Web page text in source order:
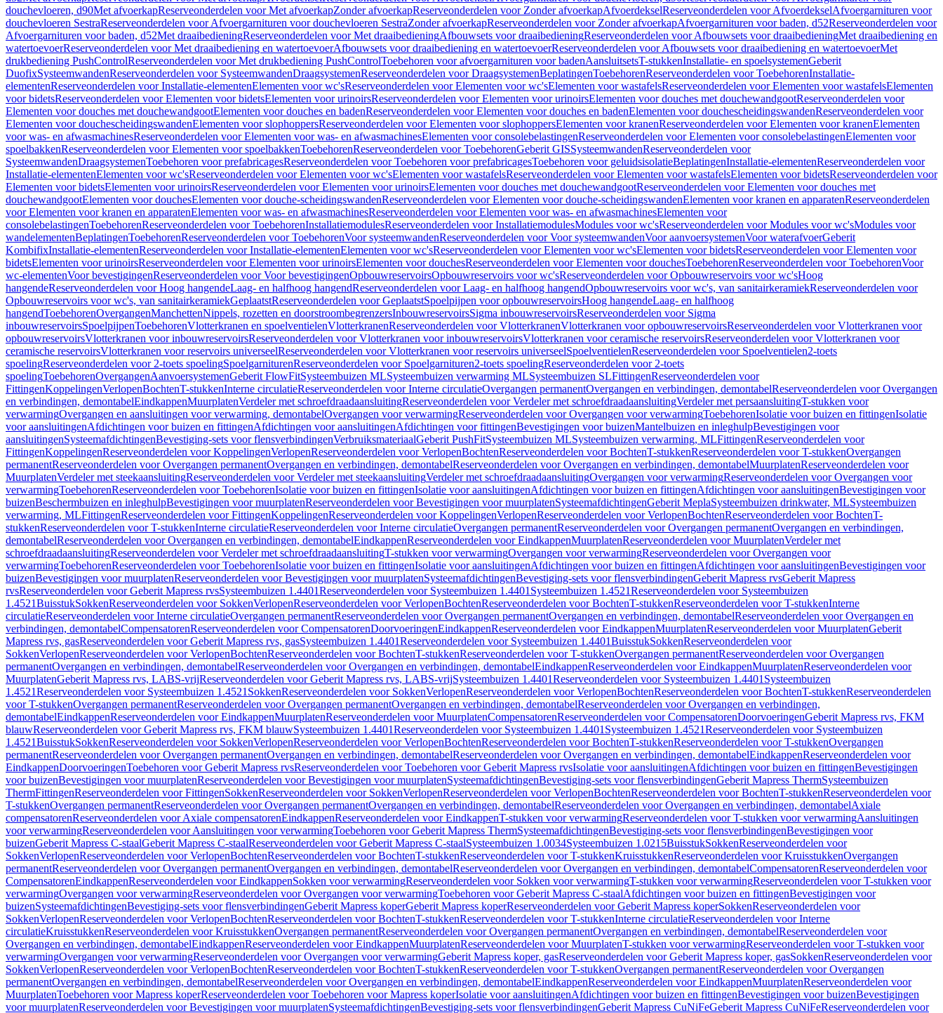
douchevloeren, d90Met afvoerkapReserveonderdelen voor Met afvoerkapZonder afvoerkapReserveonderdelen voor Zonder afvoerkapAfvoerdekselReserveonderdelen voor AfvoerdekselAfvoergarnituren voor
douchevloeren SestraReserveonderdelen voor Afvoergarnituren voor douchevloeren SestraZonder afvoerkapReserveonderdelen voor Zonder afvoerkapAfvoergarnituren voor baden, d52Reserveonderdelen voor
Afvoergarnituren voor baden, d52Met draaibedieningReserveonderdelen voor Met draaibedieningAfbouwsets voor draaibedieningReserveonderdelen voor Afbouwsets voor draaibedieningMet draaibediening en
watertoevoerReserveonderdelen voor Met draaibediening en watertoevoerAfbouwsets voor draaibediening en watertoevoerReserveonderdelen voor Afbouwsets voor draaibediening en watertoevoerMet
drukbediening PushControlReserveonderdelen voor Met drukbediening PushControlToebehoren voor afvoergarnituren voor badenAansluitsetsT-stukkenInstallatie- en spoelsystemenGeberit
DuofixSysteemwandenReserveonderdelen voor SysteemwandenDraagsystemenReserveonderdelen voor DraagsystemenBeplatingenToebehorenReserveonderdelen voor ToebehorenInstallatie-
elementenReserveonderdelen voor Installatie-elementenElementen voor wc'sReserveonderdelen voor Elementen voor wc'sElementen voor wastafelsReserveonderdelen voor Elementen voor wastafelsElementen
voor bidetsReserveonderdelen voor Elementen voor bidetsElementen voor urinoirsReserveonderdelen voor Elementen voor urinoirsElementen voor douches met douchewandgootReserveonderdelen voor
Elementen voor douches met douchewandgootElementen voor douches en badenReserveonderdelen voor Elementen voor douches en badenElementen voor douchescheidingswandenReserveonderdelen voor
Elementen voor douchescheidingswandenElementen voor slophoppersReserveonderdelen voor Elementen voor slophoppersElementen voor kranenReserveonderdelen voor Elementen voor kranenElementen
voor was- en afwasmachinesReserveonderdelen voor Elementen voor was- en afwasmachinesElementen voor consolebelastingenReserveonderdelen voor Elementen voor consolebelastingenElementen voor
spoelbakkenReserveonderdelen voor Elementen voor spoelbakkenToebehorenReserveonderdelen voor ToebehorenGeberit GISSysteemwandenReserveonderdelen voor
SysteemwandenDraagsystemenToebehoren voor prefabricagesReserveonderdelen voor Toebehoren voor prefabricagesToebehoren voor geluidsisolatieBeplatingenInstallatie-elementenReserveonderdelen voor
Installatie-elementenElementen voor wc'sReserveonderdelen voor Elementen voor wc'sElementen voor wastafelsReserveonderdelen voor Elementen voor wastafelsElementen voor bidetsReserveonderdelen voor
Elementen voor bidetsElementen voor urinoirsReserveonderdelen voor Elementen voor urinoirsElementen voor douches met douchewandgootReserveonderdelen voor Elementen voor douches met
douchewandgootElementen voor douchesElementen voor douche-scheidingswandenReserveonderdelen voor Elementen voor douche-scheidingswandenElementen voor kranen en apparatenReserveonderdelen
voor Elementen voor kranen en apparatenElementen voor was- en afwasmachinesReserveonderdelen voor Elementen voor was- en afwasmachinesElementen voor
consolebelastingenToebehorenReserveonderdelen voor ToebehorenInstallatiemodulesReserveonderdelen voor InstallatiemodulesModules voor wc'sReserveonderdelen voor Modules voor wc'sModules voor
wandelementenBeplatingenToebehorenReserveonderdelen voor ToebehorenVoor systeemwandenReserveonderdelen voor Voor systeemwandenVoor aanvoersystemenVoor waterafvoerGeberit
KombifixInstallatie-elementenReserveonderdelen voor Installatie-elementenElementen voor wc'sReserveonderdelen voor Elementen voor wc'sElementen voor bidetsReserveonderdelen voor Elementen voor
bidetsElementen voor urinoirsReserveonderdelen voor Elementen voor urinoirsElementen voor douchesReserveonderdelen voor Elementen voor douchesToebehorenReserveonderdelen voor ToebehorenVoor
wc-elementenVoor bevestigingenReserveonderdelen voor Voor bevestigingenOpbouwreservoirsOpbouwreservoirs voor wc'sReserveonderdelen voor Opbouwreservoirs voor wc'sHoog
hangendeReserveonderdelen voor Hoog hangendeLaag- en halfhoog hangendReserveonderdelen voor Laag- en halfhoog hangendOpbouwreservoirs voor wc's, van sanitairkeramiekReserveonderdelen voor
Opbouwreservoirs voor wc's, van sanitairkeramiekGeplaatstReserveonderdelen voor GeplaatstSpoelpijpen voor opbouwreservoirsHoog hangendeLaag- en halfhoog
hangendToebehorenOvergangenManchettenNippels, rozetten en doorstroombegrenzersInbouwreservoirsSigma inbouwreservoirsReserveonderdelen voor Sigma
inbouwreservoirsSpoelpijpenToebehorenVlotterkranen en spoelventielenVlotterkranenReserveonderdelen voor VlotterkranenVlotterkranen voor opbouwreservoirsReserveonderdelen voor Vlotterkranen voor
opbouwreservoirsVlotterkranen voor inbouwreservoirsReserveonderdelen voor Vlotterkranen voor inbouwreservoirsVlotterkranen voor ceramische reservoirsReserveonderdelen voor Vlotterkranen voor
ceramische reservoirsVlotterkranen voor reservoirs universeelReserveonderdelen voor Vlotterkranen voor reservoirs universeelSpoelventielenReserveonderdelen voor Spoelventielen2-toets
spoelingReserveonderdelen voor 2-toets spoelingSpoelgarniturenReserveonderdelen voor Spoelgarnituren2-toets spoelingReserveonderdelen voor 2-toets
spoelingToebehorenOvergangenAanvoersystemenGeberit FlowFitSysteembuizen MLSysteembuizen verwarming MLSysteembuizen SLFittingenReserveonderdelen voor
FittingenKoppelingenVerlopenBochtenT-stukkenInterne circulatieReserveonderdelen voor Interne circulatieOvergangen permanentOvergangen en verbindingen, demontabelReserveonderdelen voor Overgangen
en verbindingen, demontabelEindkappenMuurplatenVerdeler met schroefdraadaansluitingReserveonderdelen voor Verdeler met schroefdraadaansluitingVerdeler met persaansluitingT-stukken voor
verwarmingOvergangen en aansluitingen voor verwarming, demontabelOvergangen voor verwarmingReserveonderdelen voor Overgangen voor verwarmingToebehorenIsolatie voor buizen en fittingenIsolatie
voor aansluitingenAfdichtingen voor buizen en fittingenAfdichtingen voor aansluitingenAfdichtingen voor fittingenBevestigingen voor buizenMantelbuizen en inleghulpBevestigingen voor
aansluitingenSysteemafdichtingenBevestiging-sets voor flensverbindingenVerbruiksmateriaalGeberit PushFitSysteembuizen MLSysteembuizen verwarming, MLFittingenReserveonderdelen voor
FittingenKoppelingenReserveonderdelen voor KoppelingenVerlopenReserveonderdelen voor VerlopenBochtenReserveonderdelen voor BochtenT-stukkenReserveonderdelen voor T-stukkenOvergangen
permanentReserveonderdelen voor Overgangen permanentOvergangen en verbindingen, demontabelReserveonderdelen voor Overgangen en verbindingen, demontabelMuurplatenReserveonderdelen voor
MuurplatenVerdeler met steekaansluitingReserveonderdelen voor Verdeler met steekaansluitingVerdeler met schroefdraadaansluitingOvergangen voor verwarmingReserveonderdelen voor Overgangen voor
verwarmingToebehorenReserveonderdelen voor ToebehorenIsolatie voor buizen en fittingenIsolatie voor aansluitingenAfdichtingen voor buizen en fittingenAfdichtingen voor aansluitingenBevestigingen voor
buizenBeschermbuizen en inleghulpBevestigingen voor muurplatenReserveonderdelen voor Bevestigingen voor muurplatenSysteemafdichtingenGeberit MeplaSysteembuizen drinkwater, MLSysteembuizen
verwarming, MLFittingenReserveonderdelen voor FittingenKoppelingenReserveonderdelen voor KoppelingenVerlopenReserveonderdelen voor VerlopenBochtenReserveonderdelen voor BochtenT-
stukkenReserveonderdelen voor T-stukkenInterne circulatieReserveonderdelen voor Interne circulatieOvergangen permanentReserveonderdelen voor Overgangen permanentOvergangen en verbindingen,
demontabelReserveonderdelen voor Overgangen en verbindingen, demontabelEindkappenReserveonderdelen voor EindkappenMuurplatenReserveonderdelen voor MuurplatenVerdeler met
schroefdraadaansluitingReserveonderdelen voor Verdeler met schroefdraadaansluitingT-stukken voor verwarmingOvergangen voor verwarmingReserveonderdelen voor Overgangen voor
verwarmingToebehorenReserveonderdelen voor ToebehorenIsolatie voor buizen en fittingenIsolatie voor aansluitingenAfdichtingen voor buizen en fittingenAfdichtingen voor aansluitingenBevestigingen voor
buizenBevestigingen voor muurplatenReserveonderdelen voor Bevestigingen voor muurplatenSysteemafdichtingenBevestiging-sets voor flensverbindingenGeberit Mapress rvsGeberit Mapress
rvsReserveonderdelen voor Geberit Mapress rvsSysteembuizen 1.4401Reserveonderdelen voor Systeembuizen 1.4401 Systeembuizen 1.4521Reserveonderdelen voor Systeembuizen
1.4521BuisstukSokkenReserveonderdelen voor SokkenVerlopenReserveonderdelen voor VerlopenBochtenReserveonderdelen voor BochtenT-stukkenReserveonderdelen voor T-stukkenInterne
circulatieReserveonderdelen voor Interne circulatieOvergangen permanentReserveonderdelen voor Overgangen permanentOvergangen en verbindingen, demontabelReserveonderdelen voor Overgangen en
verbindingen, demontabelCompensatorenReserveonderdelen voor CompensatorenDoorvoeringenEindkappenReserveonderdelen voor EindkappenMuurplatenReserveonderdelen voor MuurplatenGeberit
Mapress rvs, gasReserveonderdelen voor Geberit Mapress rvs, gasSysteembuizen 1.4401Reserveonderdelen voor Systeembuizen 1.4401BuisstukSokkenReserveonderdelen voor
SokkenVerlopenReserveonderdelen voor VerlopenBochtenReserveonderdelen voor BochtenT-stukkenReserveonderdelen voor T-stukkenOvergangen permanentReserveonderdelen voor Overgangen
permanentOvergangen en verbindingen, demontabelReserveonderdelen voor Overgangen en verbindingen, demontabelEindkappenReserveonderdelen voor EindkappenMuurplatenReserveonderdelen voor
MuurplatenGeberit Mapress rvs, LABS-vrijReserveonderdelen voor Geberit Mapress rvs, LABS-vrijSysteembuizen 1.4401Reserveonderdelen voor Systeembuizen 1.4401 Systeembuizen
1.4521Reserveonderdelen voor Systeembuizen 1.4521 SokkenReserveonderdelen voor SokkenVerlopenReserveonderdelen voor VerlopenBochtenReserveonderdelen voor BochtenT-stukkenReserveonderdelen
voor T-stukkenOvergangen permanentReserveonderdelen voor Overgangen permanentOvergangen en verbindingen, demontabelReserveonderdelen voor Overgangen en verbindingen,
demontabelEindkappenReserveonderdelen voor EindkappenMuurplatenReserveonderdelen voor MuurplatenCompensatorenReserveonderdelen voor CompensatorenDoorvoeringenGeberit Mapress rvs, FKM
blauwReserveonderdelen voor Geberit Mapress rvs, FKM blauwSysteembuizen 1.4401Reserveonderdelen voor Systeembuizen 1.4401 Systeembuizen 1.4521Reserveonderdelen voor Systeembuizen
1.4521BuisstukSokkenReserveonderdelen voor SokkenVerlopenReserveonderdelen voor VerlopenBochtenReserveonderdelen voor BochtenT-stukkenReserveonderdelen voor T-stukkenOvergangen
permanentReserveonderdelen voor Overgangen permanentOvergangen en verbindingen, demontabelReserveonderdelen voor Overgangen en verbindingen, demontabelEindkappenReserveonderdelen voor
EindkappenDoorvoeringenToebehoren voor Geberit Mapress rvsReserveonderdelen voor Toebehoren voor Geberit Mapress rvsIsolatie voor aansluitingenAfdichtingen voor buizen en fittingenBevestigingen
voor buizenBevestigingen voor muurplatenReserveonderdelen voor Bevestigingen voor muurplatenSysteemafdichtingenBevestiging-sets voor flensverbindingenGeberit Mapress ThermSysteembuizen
ThermFittingenReserveonderdelen voor FittingenSokkenReserveonderdelen voor SokkenVerlopenReserveonderdelen voor VerlopenBochtenReserveonderdelen voor BochtenT-stukkenReserveonderdelen voor
T-stukkenOvergangen permanentReserveonderdelen voor Overgangen permanentOvergangen en verbindingen, demontabelReserveonderdelen voor Overgangen en verbindingen, demontabelAxiale
compensatorenReserveonderdelen voor Axiale compensatorenEindkappenReserveonderdelen voor EindkappenT-stukken voor verwarmingReserveonderdelen voor T-stukken voor verwarmingAansluitingen
voor verwarmingReserveonderdelen voor Aansluitingen voor verwarmingToebehoren voor Geberit Mapress ThermSysteemafdichtingenBevestiging-sets voor flensverbindingenBevestigingen voor
buizenGeberit Mapress C-staalGeberit Mapress C-staalReserveonderdelen voor Geberit Mapress C-staalSysteembuizen 1.0034Systeembuizen 1.0215BuisstukSokkenReserveonderdelen voor
SokkenVerlopenReserveonderdelen voor VerlopenBochtenReserveonderdelen voor BochtenT-stukkenReserveonderdelen voor T-stukkenKruisstukkenReserveonderdelen voor KruisstukkenOvergangen
permanentReserveonderdelen voor Overgangen permanentOvergangen en verbindingen, demontabelReserveonderdelen voor Overgangen en verbindingen, demontabelCompensatorenReserveonderdelen voor
CompensatorenEindkappenReserveonderdelen voor EindkappenSokken voor verwarmingReserveonderdelen voor Sokken voor verwarmingT-stukken voor verwarmingReserveonderdelen voor T-stukken voor
verwarmingOvergangen voor verwarmingReserveonderdelen voor Overgangen voor verwarmingToebehoren voor Geberit Mapress C-staalAfdichtingen voor buizen en fittingenBevestigingen voor
buizenSysteemafdichtingenBevestiging-sets voor flensverbindingenGeberit Mapress koperGeberit Mapress koperReserveonderdelen voor Geberit Mapress koperSokkenReserveonderdelen voor
SokkenVerlopenReserveonderdelen voor VerlopenBochtenReserveonderdelen voor BochtenT-stukkenReserveonderdelen voor T-stukkenInterne circulatieReserveonderdelen voor Interne
circulatieKruisstukkenReserveonderdelen voor KruisstukkenOvergangen permanentReserveonderdelen voor Overgangen permanentOvergangen en verbindingen, demontabelReserveonderdelen voor
Overgangen en verbindingen, demontabelEindkappenReserveonderdelen voor EindkappenMuurplatenReserveonderdelen voor MuurplatenT-stukken voor verwarmingReserveonderdelen voor T-stukken voor
verwarmingOvergangen voor verwarmingReserveonderdelen voor Overgangen voor verwarmingGeberit Mapress koper, gasReserveonderdelen voor Geberit Mapress koper, gasSokkenReserveonderdelen voor
SokkenVerlopenReserveonderdelen voor VerlopenBochtenReserveonderdelen voor BochtenT-stukkenReserveonderdelen voor T-stukkenOvergangen permanentReserveonderdelen voor Overgangen
permanentOvergangen en verbindingen, demontabelReserveonderdelen voor Overgangen en verbindingen, demontabelEindkappenReserveonderdelen voor EindkappenMuurplatenReserveonderdelen voor
MuurplatenToebehoren voor Mapress koperReserveonderdelen voor Toebehoren voor Mapress koperIsolatie voor aansluitingenAfdichtingen voor buizen en fittingenBevestigingen voor buizenBevestigingen
voor muurplatenReserveonderdelen voor Bevestigingen voor muurplatenSysteemafdichtingenBevestiging-sets voor flensverbindingenGeberit Mapress CuNiFeGeberit Mapress CuNiFeReserveonderdelen voor